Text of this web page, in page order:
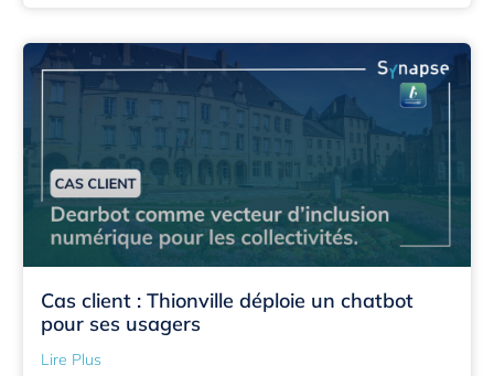
Cas client : Thionville déploie un chatbot
pour ses usagers
Lire Plus